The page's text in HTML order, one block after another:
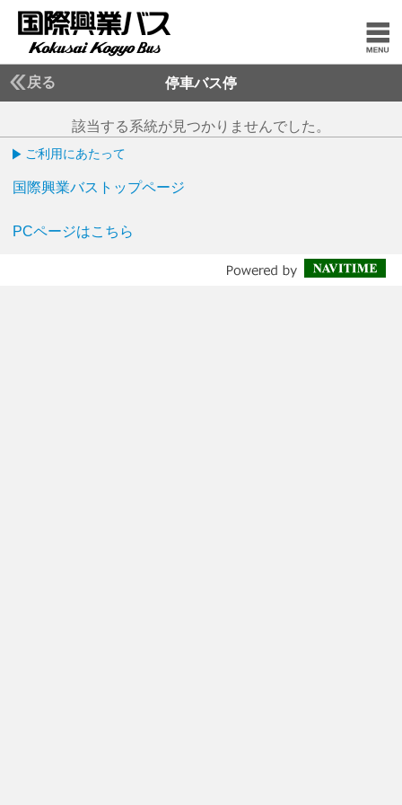
戻る 停車バス停
該当する系統が見つかりませんでした。
ご利用にあたって
国際興業バストップページ
PCページはこちら